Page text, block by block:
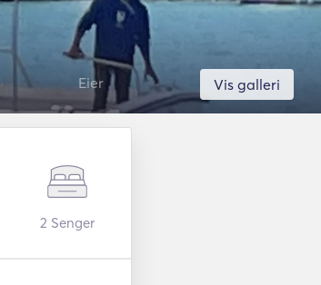
Vis galleri
Eier
2 Senger